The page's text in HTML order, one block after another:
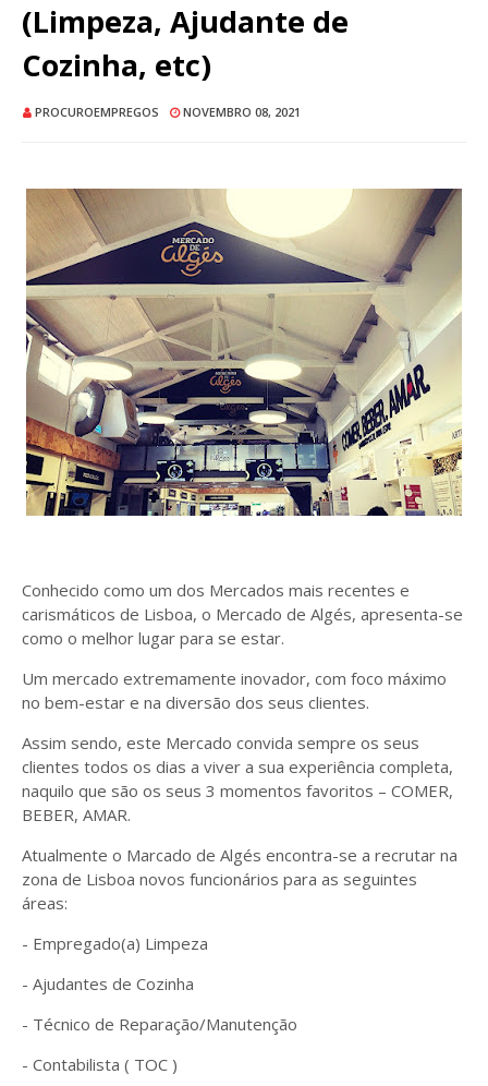
(Limpeza, Ajudante de
Cozinha, etc)
PROCUROEMPREGOS NOVEMBRO 08, 2021
Conhecido como um dos Mercados mais recentes e
carismáticos de Lisboa, o Mercado de Algés, apresenta-se
como o melhor lugar para se estar.
Um mercado extremamente inovador, com foco máximo
no bem-estar e na diversão dos seus clientes.
Assim sendo, este Mercado convida sempre os seus
clientes todos os dias a viver a sua experiência completa,
naquilo que são os seus 3 momentos favoritos – COMER,
BEBER, AMAR.
Atualmente o Marcado de Algés encontra-se a recrutar na
zona de Lisboa novos funcionários para as seguintes
áreas:
- Empregado(a) Limpeza
- Ajudantes de Cozinha
- Técnico de Reparação/Manutenção
- Contabilista ( TOC )